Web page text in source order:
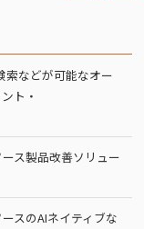
索などが可能なオー
ト・
ス製品改善ソリュー
スのAIネイティブな